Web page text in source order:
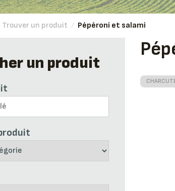
Trouver un produit / Pépéroni et salami
un produit